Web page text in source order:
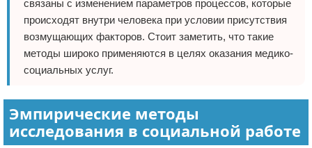
связаны с изменением параметров процессов, которые
происходят внутри человека при условии присутствия
возмущающих факторов. Стоит заметить, что такие
методы широко применяются в целях оказания медико-
социальных услуг.
Эмпирические методы
исследования в социальной работе